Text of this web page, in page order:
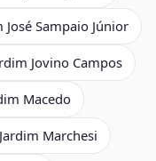
José Sampaio Júnior
Jovino Campos
Macedo
Jardim Marchesi